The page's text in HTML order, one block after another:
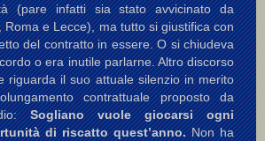
(pare infatti sia stato avvicinato da
Roma e Lecce), ma tutto si giustifica con
del contratto in essere. O si chiudeva
o era inutile parlarne. Altro discorso
riguarda il suo attuale silenzio in merito
contrattuale proposto da
Sogliano vuole giocarsi ogni
di riscatto quest’anno.Non ha